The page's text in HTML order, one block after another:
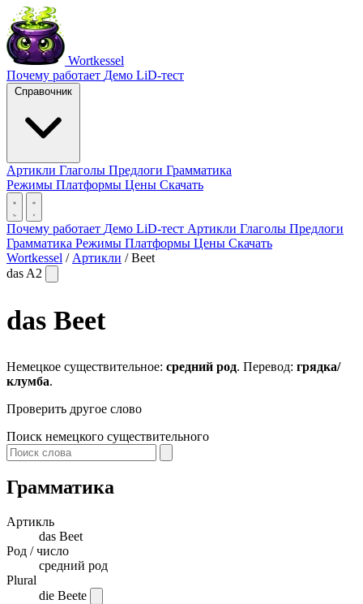
Wortkessel
Почему работает Демо LiD-тест
Справочник
Артикли Глаголы Предлоги Грамматика
Режимы Платформы Цены Скачать
Почему работает Демо LiD-тест Артикли Глаголы Предлоги
Грамматика Режимы Платформы Цены Скачать
Wortkessel / Артикли / Beet
das A2
das Beet
Немецкое существительное: средний род. Перевод: грядка/
клумба.
Проверить другое слово
Поиск немецкого существительного
Грамматика
Артикль
das Beet
Род / число
средний род
Plural
die Beete